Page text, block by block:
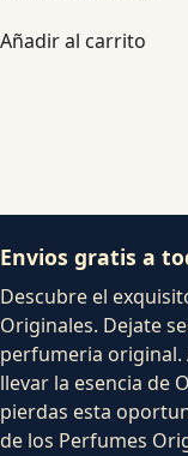
Añadir al carrito
Envios gratis a
Descubre el
Originales. Dejate
perfumeria original.
llevar la esencia de
pierdas esta
de los Perfumes